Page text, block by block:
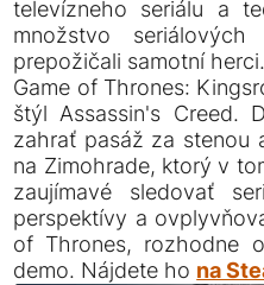
televízneho seriálu a
množstvo
prepožičali samotní herci.
Game of Thrones:
štýl Assassin's Creed.
zahrať pasáž za stenou
na Zimohrade, ktorý v
zaujímavé sledovať
perspektívy a
of Thrones, rozhodne
demo. Nájdete ho na